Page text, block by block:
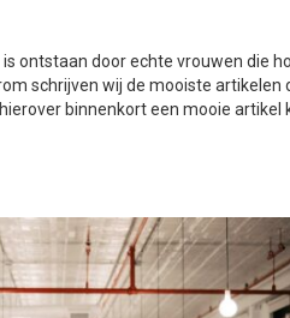
is ontstaan door echte vrouwen die
schrijven wij de mooiste
binnenkort een mooie artikel